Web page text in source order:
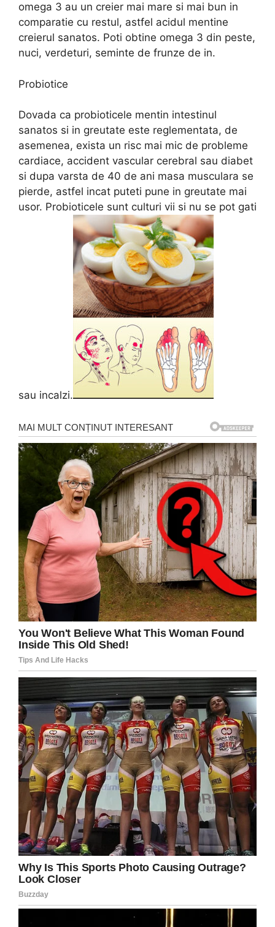
omega 3 au un creier mai mare si mai bun in
comparatie cu restul, astfel acidul mentine
creierul sanatos. Poti obtine omega 3 din peste,
nuci, verdeturi, seminte de frunze de in.
Probiotice
Dovada ca probioticele mentin intestinul
sanatos si in greutate este reglementata, de
asemenea, exista un risc mai mic de probleme
cardiace, accident vascular cerebral sau diabet
si dupa varsta de 40 de ani masa musculara se
pierde, astfel incat puteti pune in greutate mai
usor. Probioticele sunt culturi vii si nu se pot gati
sau incalzi.